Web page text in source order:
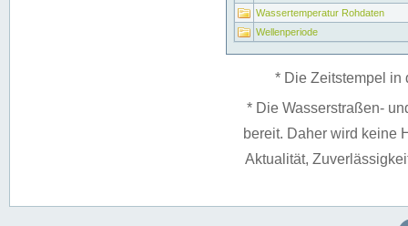
Wassertemperatur Rohdaten
Wellenperiode
* Die Zeitstempel in
* Die Wasserstraßen-
bereit. Daher wird keine
Aktualität,